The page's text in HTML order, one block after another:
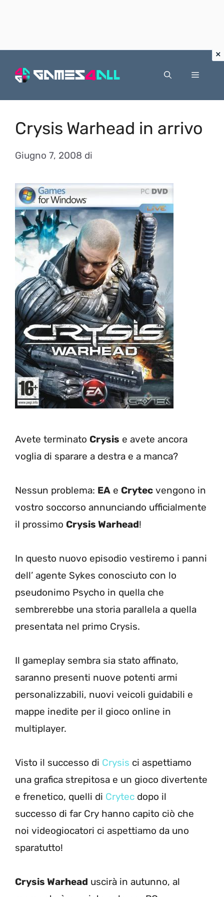
Menu
Crysis Warhead in arrivo
Giugno 7, 2008 di
Avete terminato Crysis e avete ancora
voglia di sparare a destra e a manca?
Nessun problema: EA e Crytec vengono in
vostro soccorso annunciando ufficialmente
il prossimo Crysis Warhead!
In questo nuovo episodio vestiremo i panni
dell’ agente Sykes conosciuto con lo
pseudonimo Psycho in quella che
sembrerebbe una storia parallela a quella
presentata nel primo Crysis.
Il gameplay sembra sia stato affinato,
saranno presenti nuove potenti armi
personalizzabili, nuovi veicoli guidabili e
mappe inedite per il gioco online in
multiplayer.
Visto il successo di Crysis ci aspettiamo
una grafica strepitosa e un gioco divertente
e frenetico, quelli di Crytec dopo il
successo di far Cry hanno capito ciò che
noi videogiocatori ci aspettiamo da uno
sparatutto!
Crysis Warhead uscirà in autunno, al